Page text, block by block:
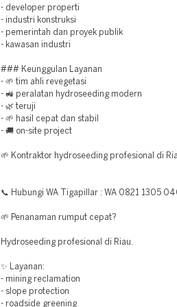
- developer properti
- industri konstruksi
- pemerintah dan proyek publik
- kawasan industri
### Keunggulan Layanan
- 🌱 tim ahli revegetasi
- 🚜 peralatan hydroseeding modern
- 🌿 teruji
- 🌱 hasil cepat dan stabil
- 🚚 on-site project
🌱 Kontraktor hydroseeding profesional di
📞 Hubungi WA Tigapillar : WA 0821 1305
🌱 Penanaman rumput cepat?
Hydroseeding profesional di Riau.
✨ Layanan:
- mining reclamation
- slope protection
- roadside greening